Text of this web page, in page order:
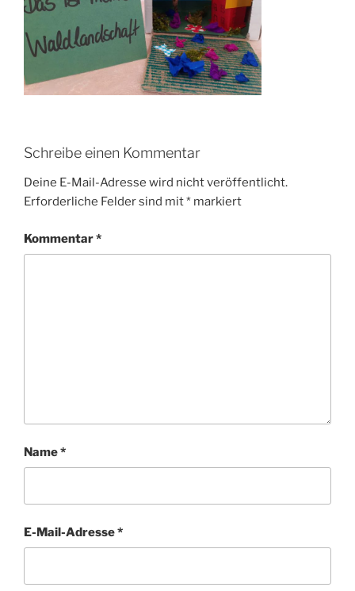
Schreibe einen Kommentar
Deine E-Mail-Adresse wird nicht veröffentlicht.
Erforderliche Felder sind mit* markiert
Kommentar*
Name*
E-Mail-Adresse*